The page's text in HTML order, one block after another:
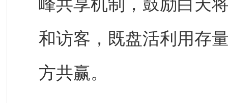
峰共享机制，鼓励白天
和访客，既盘活利用存
方共赢。